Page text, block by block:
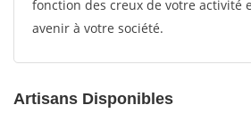
fonction des creux de votre activité
avenir à votre société.
Artisans Disponibles